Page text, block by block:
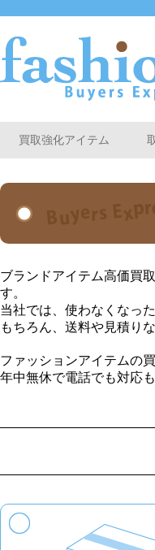
買取強化アイテム
ブランドアイテム高価買
す。
当社では、使わなくなっ
もちろん、送料や見積り
ファッションアイテムの
年中無休で電話でも対応